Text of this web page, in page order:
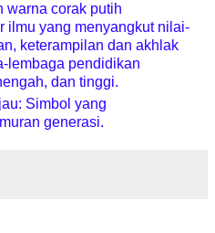
warna corak putih
ilmu yang menyangkut nilai-
keterampilan dan akhlak
lembaga pendidikan
dan tinggi.
Simbol yang
generasi.